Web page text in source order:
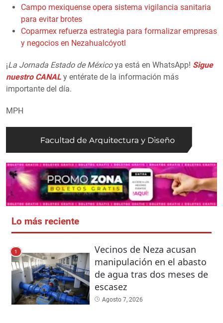
Campo mexiquense opera sistema vigilancia sanitaria
para evitar brotes
Coparmex refuerza estrategia para formalizar empresas
y negocios en Nezahualcóyotl
¡La Jornada Estado de Méxicoya está en WhatsApp! Sigue
nuestro CANAL y entérate de la información más
importante del día.
MPH
Lo más reciente
1
Vecinos de Neza acusan
manipulación en el abasto
de agua tras dos meses de
escasez
Agosto 7, 2026